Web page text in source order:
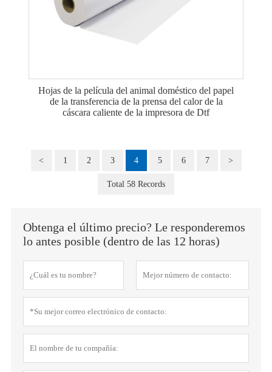
Hojas de la película del animal doméstico del papel
de la transferencia de la prensa del calor de la
cáscara caliente de la impresora de Dtf
< 1 2 3 4 5 6 7 >
Total 58 Records
Obtenga el último precio? Le responderemos
lo antes posible (dentro de las 12 horas)